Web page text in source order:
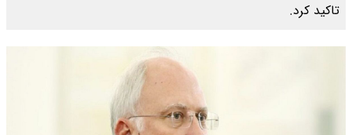
تاکید کرد.